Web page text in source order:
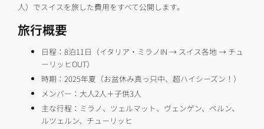
人）でスイスを旅した費用をすべて公開します。
旅行概要
日程：8泊11日（イタリア・ミラノIN → スイス各地 → チュ
ーリッヒOUT）
時期：2025年夏（お盆休み真っ只中、超ハイシーズン！）
メンバー：大人2人＋子供3人
主な行程：ミラノ、ツェルマット、ヴェンゲン、ベルン、
ルツェルン、チューリッヒ